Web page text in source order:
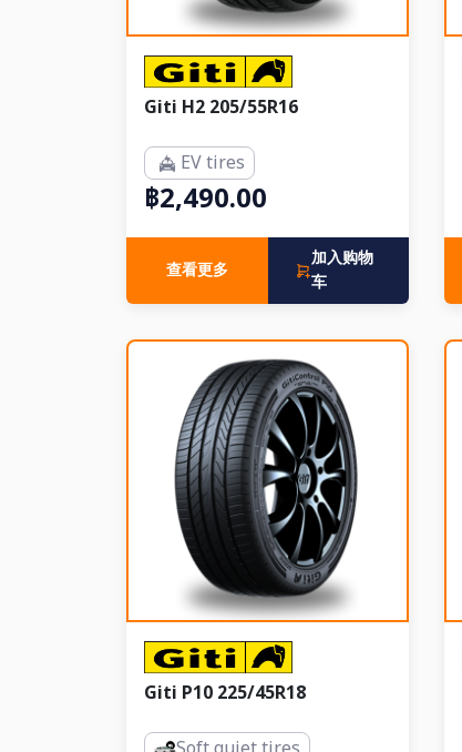
Giti H2 205/55R16
EV tires
฿2,490.00
查看更多
加入购物
车
Giti P10 225/45R18